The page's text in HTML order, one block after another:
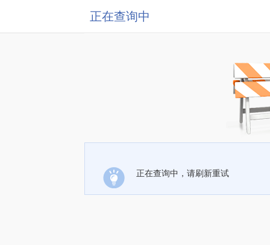
正在查询中
正在查询中，请刷新重试